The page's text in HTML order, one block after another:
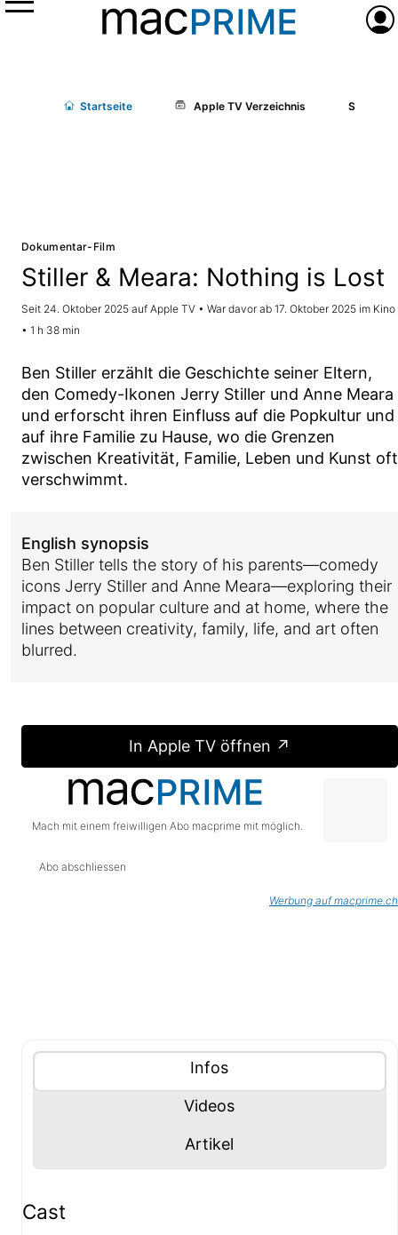
Menü
Startseite Apple TV Verzeichnis Stiller &
Dokumentar-Film
Stiller & Meara: Nothing is Lost
Seit 24. Oktober 2025 auf Apple TV • War davor ab 17. Oktober 2025 im Kino
• 1 h 38 min
Ben Stiller erzählt die Geschichte seiner Eltern,
den Comedy-Ikonen Jerry Stiller und Anne Meara
und erforscht ihren Einfluss auf die Popkultur und
auf ihre Familie zu Hause, wo die Grenzen
zwischen Kreativität, Familie, Leben und Kunst oft
verschwimmt.
English synopsis
Ben Stiller tells the story of his parents—comedy
icons Jerry Stiller and Anne Meara—exploring their
impact on popular culture and at home, where the
lines between creativity, family, life, and art often
blurred.
In Apple TV öffnen ↗
Mach mit einem freiwilligen Abo macprime mit möglich.
Abo abschliessen
Werbung auf macprime.ch
Inhalte (Tabliste)
Tablisten-Hilfe: Benutze die Tablisten-Controls
Tablisten-Controls Panel mit
Infosanzeigen
Panel mit
Videosanzeigen
Panel mit
Artikel
Cast